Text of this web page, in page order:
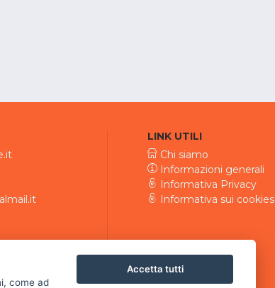
LINK UTILI
Chi siamo
Informazioni generali
Informativa Privacy
Informativa sui cookies
come ad
Accetta tutti